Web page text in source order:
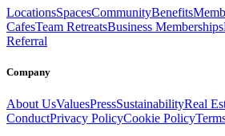
LocationsSpacesCommunityBenefits
CafesTeam RetreatsBusiness Memberships
Referral
Company
About UsValuesPressSustainabilityReal
ConductPrivacy PolicyCookie Policy